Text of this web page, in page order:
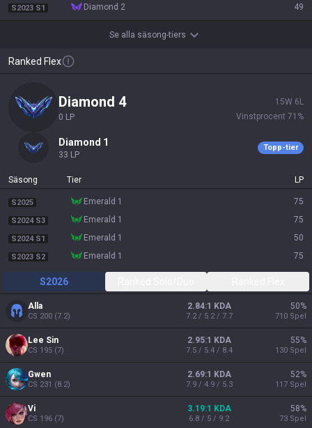
S2023 S1 diamond 2 49
Se alla säsong-tiers
Ranked Flex
diamond 4
0 LP
15W 6 L
Vinstprocent 71 %
diamond 1
33 LP
Topp-tier
Säsong Tier LP
S2025 emerald 1 75
S2024 S3 emerald 1 75
S2024 S1 emerald 1 50
S2023 S2 emerald 1 75
S2026
Alla
CS 200 (7.2)
2.84:1 KDA
7.2 / 5.2 / 7.7
50%
710 Spel
Lee Sin
CS 195 (7)
2.95:1 KDA
7.5 / 5.4 / 8.4
55%
130 Spel
Gwen
CS 231 (8.2)
2.69:1 KDA
7.9 / 4.9 / 5.3
52%
117 Spel
Vi
CS 196 (7)
3.19:1 KDA
6.8 / 5 / 9.2
58%
73 Spel